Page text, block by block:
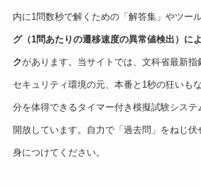
内に1問数秒で解くための「解答集」やツール
グ（1問あたりの遷移速度の異常値検出）に
クがあります。当サイトでは、文科省最新
セキュリティ環境の元、本番と1秒の狂いも
分を体得できるタイマー付き模擬試験シス
開放しています。自力で「過去問」をねじ伏
身につけてください。